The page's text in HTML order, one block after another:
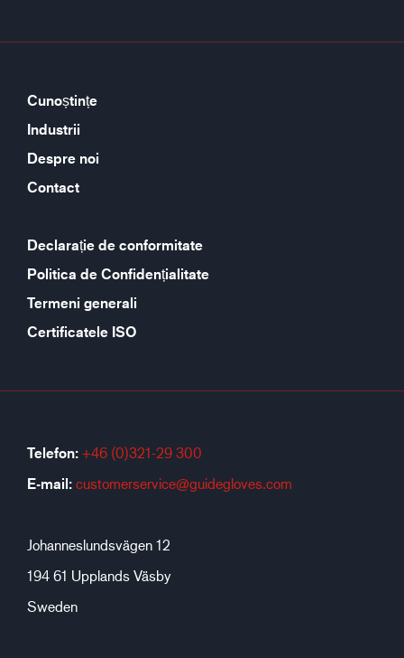
Cunoștințe
Industrii
Despre noi
Contact
Declarație de conformitate
Politica de Confidențialitate
Termeni generali
Certificatele ISO
Telefon: +46 (0)321-29 300
E-mail: customerservice@guidegloves.com
Johanneslundsvägen 12
194 61 Upplands Väsby
Sweden